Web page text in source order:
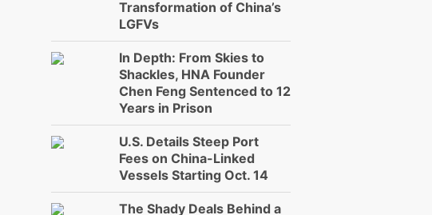
Transformation of China’s
LGFVs
In Depth: From Skies to
Shackles, HNA Founder
Chen Feng Sentenced to 12
Years in Prison
U.S. Details Steep Port
Fees on China-Linked
Vessels Starting Oct. 14
The Shady Deals Behind a